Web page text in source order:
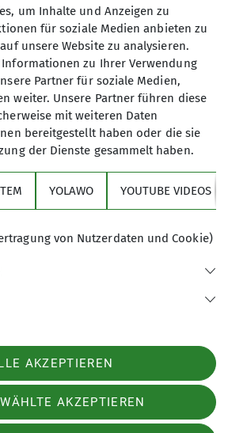
verarbeitet und
Mir ist bekannt, dass ich
jederzeit wiederrufen
Absenden
um Inhalte und Anzeigen zu
für soziale Medien anbieten zu
unsere Website zu analysieren.
zu Ihrer Verwendung
Partner für soziale Medien,
weiter. Unsere Partner führen diese
mit weiteren Daten
bereitgestellt haben oder die sie
der Dienste gesammelt haben.
YOLAWO YOUTUBE VIDEOS
von Nutzerdaten und Cookie)
AKZEPTIEREN
AKZEPTIEREN